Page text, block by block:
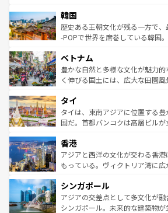
ワイを、存分に味わってほしい。 なお、新着のハワイ情報
はコンテンツ一覧を参照してほし
いる。アクティビティも充実して
ビング、ハイキングなど、アウ
い。オーストラリアの多彩な魅
参照してほしい。
ン）、静ひつな山岳地帯である台
と山間の静けさが共存しており
驚きをもたらしてくれる。また
容にもいいと評判のスイーツなど
が味わえる。 なお、新着の台湾
照してほしい。
韓国
歴史ある王朝文化が残る一方で
-POPで世界を席巻している韓国
き、地方に足を延ばせば四季折々
できる。そして、キムチや焼肉
まで、さまざまな韓国料理が待
リティに包まれながら、韓国の多
わってみてほしい。 な
覧を参照してほしい。
ベトナム
豊かな自然と多様な文化が魅力
く伸びる国土には、広大な田園
急速な発展と共に伝統が息づく。
ーチミン市のフランス統治時代の
醸し出している。また、バラエ
とつ。フォーやバインミー、ベト
ひ現地で味わいたい。どの地域
が旅行者を迎えてくれるので、
参照してほしい。
タイ
タイは、東南アジアに位置する豊
国だ。首都バンコクは高層ビル
の活気が交差している。北部では
帯で自然と触れ合い、南部では
いビーチでリゾート気分を楽し
激する。気候は一年中温暖で、ど
が待っている。親しみやすいタ
た文化、そして多様な観光資源
香港
アジアと西洋の文化が交わる香
もっている。ヴィクトリア湾に
み、どこを訪れても感動するはず
ており、効率よく見どころを回
うな絶景から文化的な体験まで
シンガポール
アジアの交差点として多文化が
シンガポール。未来的な建築物